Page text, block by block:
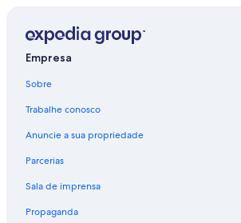
Empresa
Sobre
Trabalhe conosco
Anuncie a sua propriedade
Parcerias
Sala de imprensa
Propaganda